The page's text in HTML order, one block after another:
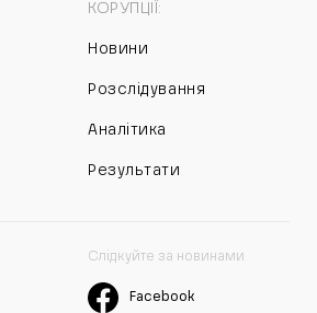
КОРУПЦІЇ:
Новини
Розслідування
Аналітика
Результати
Слідкуйте за новинами
Facebook